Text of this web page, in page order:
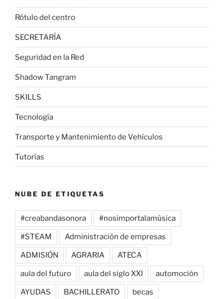
Rótulo del centro
SECRETARÍA
Seguridad en la Red
Shadow Tangram
SKILLS
Tecnología
Transporte y Mantenimiento de Vehículos
Tutorías
NUBE DE ETIQUETAS
#creabandasonora #nosimportalamúsica
#STEAM Administración de empresas
ADMISIÓN AGRARIA ATECA
aula del futuro aula del siglo XXI automoción
AYUDAS BACHILLERATO becas